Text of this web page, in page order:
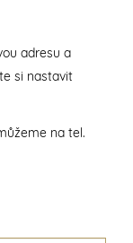
adresu a
si nastavit
na tel.